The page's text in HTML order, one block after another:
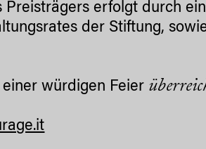
erfolgt durch
der Stiftung,
würdigen Feier